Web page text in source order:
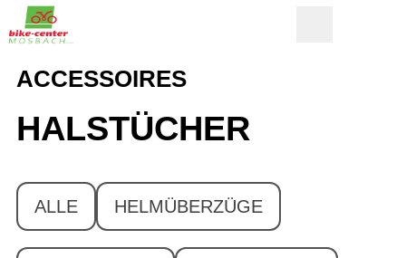
ACCESSOIRES
HALSTÜCHER
ALLE HELMÜBERZÜGE